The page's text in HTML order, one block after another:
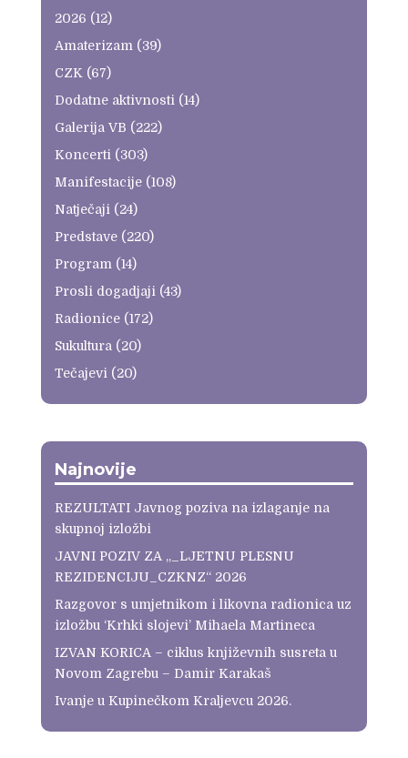
2026 (12)
Amaterizam (39)
CZK (67)
Dodatne aktivnosti (14)
Galerija VB (222)
Koncerti (303)
Manifestacije(108)
Natječaji (24)
Predstave(220)
Program (14)
Prosli dogadjaji (43)
Radionice(172)
Sukultura (20)
Tečajevi (20)
Najnovije
REZULTATI Javnog poziva na izlaganje na
skupnoj izložbi
JAVNI POZIV ZA „_LJETNU PLESNU
REZIDENCIJU_CZKNZ“ 2026
Razgovor s umjetnikom i likovna radionica uz
izložbu ‘Krhki slojevi’ Mihaela Martineca
IZVAN KORICA – ciklus književnih susreta u
Novom Zagrebu – Damir Karakaš
Ivanje u Kupinečkom Kraljevcu 2026.